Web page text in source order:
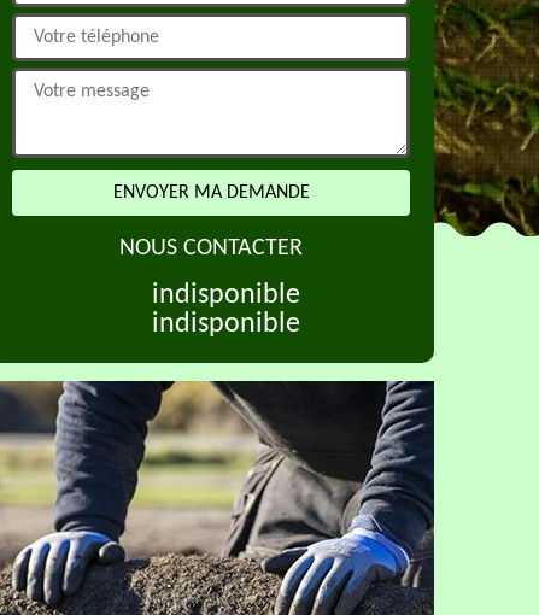
NOUS CONTACTER
indisponible
indisponible